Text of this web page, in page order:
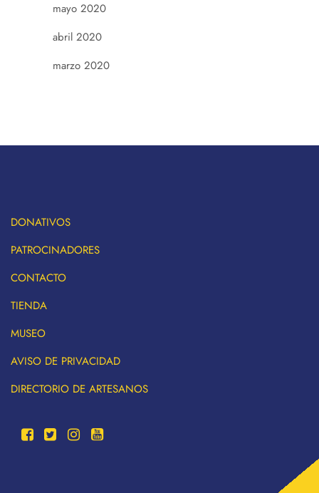
mayo 2020
abril 2020
marzo 2020
DONATIVOS
PATROCINADORES
CONTACTO
TIENDA
MUSEO
AVISO DE PRIVACIDAD
DIRECTORIO DE ARTESANOS